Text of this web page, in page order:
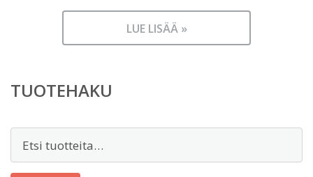
LUE LISÄÄ »
TUOTEHAKU